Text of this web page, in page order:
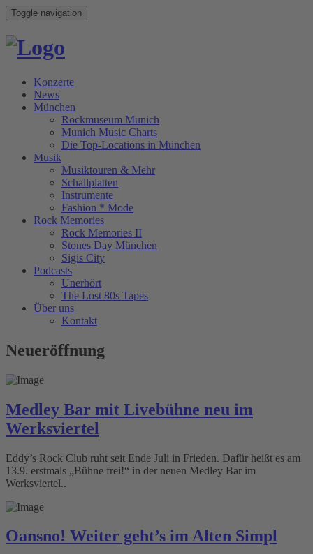
Toggle navigation
Konzerte
News
München
Rockmuseum Munich
Munich Music Charts
Die Top-Locations in München
Musik
Musiktouren & Mehr
Schallplatten
Instrumente
Fashion * Mode
Rock Memories
Rock Memories II
Stones Day München
Sigis City
Podcasts
Unerhört
The Lost 80s Tapes
Über uns
Kontakt
Neueröffnung
Medley Bar mit Livebühne neu im
Werksviertel
Eddy’s Rock Club ruht seit Ende Juli in Frieden. Dafür heißt es am
13.9. erstmals „Bühne frei!“ in der neuen Medley Bar im
Werksviertel..
Oansno! Weiter geht’s im Alten Simpl